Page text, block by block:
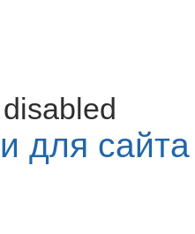
для